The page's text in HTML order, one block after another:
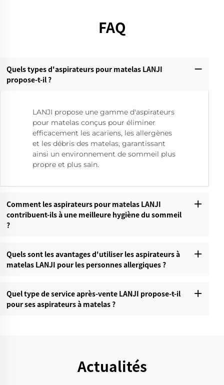
FAQ
Quels types d'aspirateurs pour matelas LANJI
propose-t-il ?
LANJI propose une gamme d'aspirateurs
pour matelas conçus pour éliminer
efficacement les acariens, les allergènes
et les débris des matelas, garantissant
ainsi un environnement de sommeil plus
propre et plus sain.
Comment les aspirateurs pour matelas LANJI
contribuent-ils à une meilleure hygiène du sommeil
?
Quels sont les avantages d'utiliser les aspirateurs à
matelas LANJI pour les personnes allergiques ?
Quel type de service après-vente LANJI propose-t-il
pour ses aspirateurs à matelas ?
Actualités